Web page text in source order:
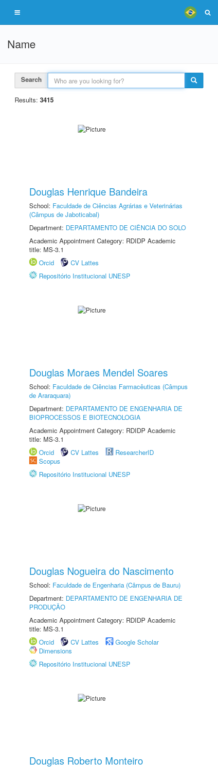
Name
Search
Results: 3415
Douglas Henrique Bandeira
School: Faculdade de Ciências Agrárias e Veterinárias
(Câmpus de Jaboticabal)
Department: DEPARTAMENTO DE CIÊNCIA DO SOLO
Academic Appointment Category: RDIDP Academic
title: MS-3.1
Orcid
CV Lattes
Repositório Institucional UNESP
Douglas Moraes Mendel Soares
School: Faculdade de Ciências Farmacêuticas (Câmpus
de Araraquara)
Department: DEPARTAMENTO DE ENGENHARIA DE
BIOPROCESSOS E BIOTECNOLOGIA
Academic Appointment Category: RDIDP Academic
title: MS-3.1
Orcid
CV Lattes
ResearcherID
Scopus
Repositório Institucional UNESP
Douglas Nogueira do Nascimento
School: Faculdade de Engenharia (Câmpus de Bauru)
Department: DEPARTAMENTO DE ENGENHARIA DE
PRODUÇÃO
Academic Appointment Category: RDIDP Academic
title: MS-3.1
Orcid
CV Lattes
Google Scholar
Dimensions
Repositório Institucional UNESP
Douglas Roberto Monteiro